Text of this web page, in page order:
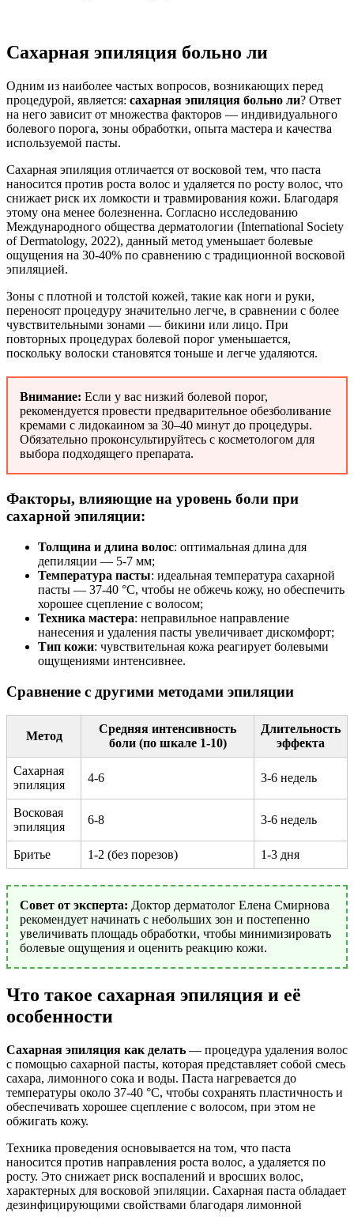
Сахарная эпиляция больно ли
Одним из наиболее частых вопросов, возникающих перед
процедурой, является: сахарная эпиляция больно ли? Ответ
на него зависит от множества факторов — индивидуального
болевого порога, зоны обработки, опыта мастера и качества
используемой пасты.
Сахарная эпиляция отличается от восковой тем, что паста
наносится против роста волос и удаляется по росту волос, что
снижает риск их ломкости и травмирования кожи. Благодаря
этому она менее болезненна. Согласно исследованию
Международного общества дерматологии (International Society
of Dermatology, 2022), данный метод уменьшает болевые
ощущения на 30-40% по сравнению с традиционной восковой
эпиляцией.
Зоны с плотной и толстой кожей, такие как ноги и руки,
переносят процедуру значительно легче, в сравнении с более
чувствительными зонами — бикини или лицо. При
повторных процедурах болевой порог уменьшается,
поскольку волоски становятся тоньше и легче удаляются.
Внимание: Если у вас низкий болевой порог,
рекомендуется провести предварительное обезболивание
кремами с лидокаином за 30–40 минут до процедуры.
Обязательно проконсультируйтесь с косметологом для
выбора подходящего препарата.
Факторы, влияющие на уровень боли при
сахарной эпиляции:
Толщина и длина волос: оптимальная длина для
депиляции — 5-7 мм;
Температура пасты: идеальная температура сахарной
пасты — 37-40 °C, чтобы не обжечь кожу, но обеспечить
хорошее сцепление с волосом;
Техника мастера: неправильное направление
нанесения и удаления пасты увеличивает дискомфорт;
Тип кожи: чувствительная кожа реагирует болевыми
ощущениями интенсивнее.
Сравнение с другими методами эпиляции
Метод
Средняя интенсивность
боли (по шкале 1-10)
Длительность
эффекта
Сахарная
эпиляция
4-6 3-6 недель
Восковая
эпиляция
6-8 3-6 недель
Бритье 1-2 (без порезов) 1-3 дня
Совет от эксперта: Доктор дерматолог Елена Смирнова
рекомендует начинать с небольших зон и постепенно
увеличивать площадь обработки, чтобы минимизировать
болевые ощущения и оценить реакцию кожи.
Что такое сахарная эпиляция и её
особенности
Сахарная эпиляция как делать — процедура удаления волос
с помощью сахарной пасты, которая представляет собой смесь
сахара, лимонного сока и воды. Паста нагревается до
температуры около 37-40 °C, чтобы сохранять пластичность и
обеспечивать хорошее сцепление с волосом, при этом не
обжигать кожу.
Техника проведения основывается на том, что паста
наносится против направления роста волос, а удаляется по
росту. Это снижает риск воспалений и вросших волос,
характерных для восковой эпиляции. Сахарная паста обладает
дезинфицирующими свойствами благодаря лимонной